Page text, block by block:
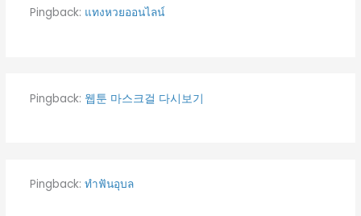
Pingback: แทงหวยออนไลน์
Pingback: 웹툰 마스크걸 다시보기
Pingback: ทำฟันอุบล